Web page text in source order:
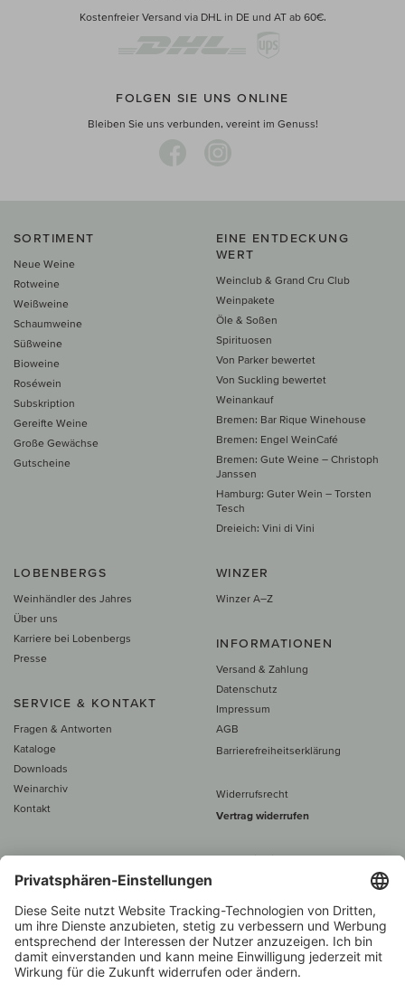
Kostenfreier Versand via DHL in DE und AT ab 60€.
FOLGEN SIE UNS ONLINE
Bleiben Sie uns verbunden, vereint im Genuss!
SORTIMENT
Neue Weine
Rotweine
Weißweine
Schaumweine
Süßweine
Bioweine
Roséwein
Subskription
Gereifte Weine
Große Gewächse
Gutscheine
EINE ENTDECKUNG
WERT
Weinclub & Grand Cru Club
Weinpakete
Öle & Soßen
Spirituosen
Von Parker bewertet
Von Suckling bewertet
Weinankauf
Bremen: Bar Rique Winehouse
Bremen: Engel WeinCafé
Bremen: Gute Weine – Christoph
Janssen
Hamburg: Guter Wein – Torsten
Tesch
Dreieich: Vini di Vini
LOBENBERGS
Weinhändler des Jahres
Über uns
Karriere bei Lobenbergs
Presse
SERVICE & KONTAKT
Fragen & Antworten
Kataloge
Downloads
Weinarchiv
Kontakt
WINZER
Winzer A–Z
INFORMATIONEN
Versand & Zahlung
Datenschutz
Impressum
AGB
Barrierefreiheitserklärung
Widerrufsrecht
Vertrag widerrufen
Alle Preise inkl. MwSt., zzgl. 5 €
60 € versand­kosten­